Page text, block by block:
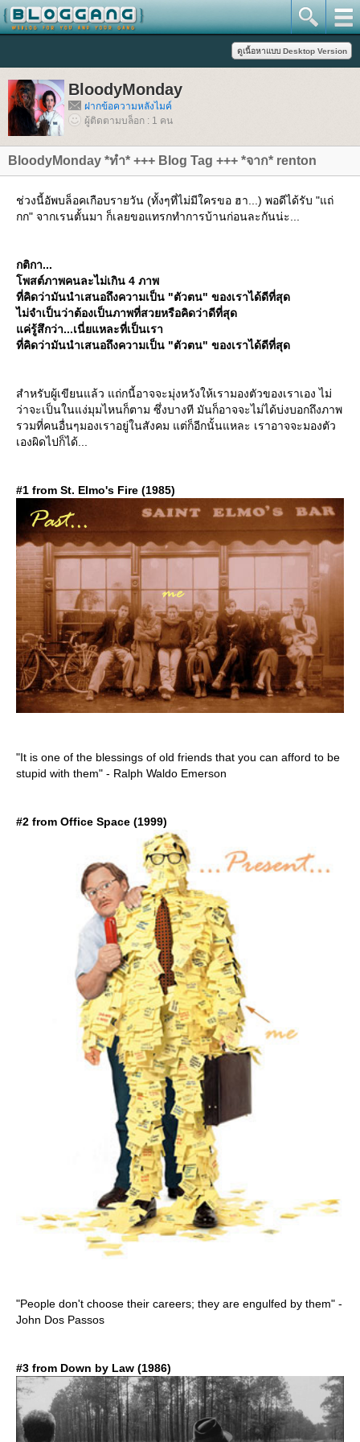
BloodyMonday
ฝากข้อความหลังไมค์
ผู้ติดตามบล็อก : 1 คน
BloodyMonday *ทำ* +++ Blog Tag +++ *จาก* renton
ช่วงนี้อัพบล็อคเกือบรายวัน (ทั้งๆที่ไม่มีใครขอ ฮา...) พอดีได้รับ "แถ่
กก" จากเรนตั้นมา ก็เลยขอแทรกทำการบ้านก่อนละกันน่ะ...
กติกา...
พสต์ภาพคนละไม่เกิน 4 ภาพ
ที่คิดว่ามันนำเสนอถึงความเป็น "ตัวตน" ของเราได้ดีที่สุด
ไม่จำเป็นว่าต้องเป็นภาพที่สวยหรือคิดว่าดีที่สุด
ค่รู้สึกว่า...เนี่ยแหละที่เป็นเรา
ที่คิดว่ามันนำเสนอถึงความเป็น "ตัวตน" ของเราได้ดีที่สุด
สำหรับผู้เขียนแล้ว แถ่กนี้อาจจะมุ่งหวังให้เรามองตัวของเราเอง ไม่
ว่าจะเป็นในแง่มุมไหนก็ตาม ซึ่งบางที มันก็อาจจะไม่ได้บ่งบอกถึงภาพ
รวมที่คนอื่นๆมองเราอยู่ในสังคม แต่ก็อีกนั้นแหละ เราอาจจะมองตัว
เองผิดไปก็ได้...
#1 from St. Elmo's Fire (1985)
"It is one of the blessings of old friends that you can afford to be
stupid with them" - Ralph Waldo Emerson
#2 from Office Space (1999)
"People don't choose their careers; they are engulfed by them" -
John Dos Passos
#3 from Down by Law (1986)